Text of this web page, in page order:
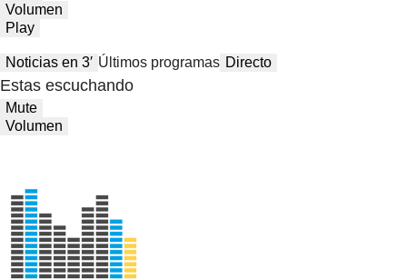
Volumen
Play
Noticias en 3′ Últimos programas Directo
Estas escuchando
Mute
Volumen